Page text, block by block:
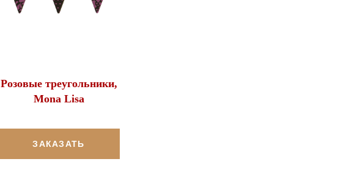
Розовые треугольники,
Mona Lisa
ЗАКАЗАТЬ